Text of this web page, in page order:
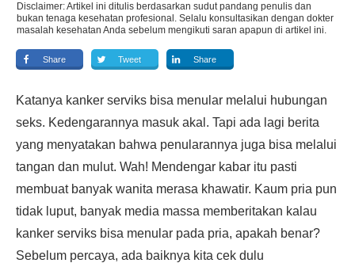
Disclaimer: Artikel ini ditulis berdasarkan sudut pandang penulis dan
bukan tenaga kesehatan profesional. Selalu konsultasikan dengan dokter
masalah kesehatan Anda sebelum mengikuti saran apapun di artikel ini.
Share Tweet Share
Katanya kanker serviks bisa menular melalui hubungan
seks. Kedengarannya masuk akal. Tapi ada lagi berita
yang menyatakan bahwa penularannya juga bisa melalui
tangan dan mulut. Wah! Mendengar kabar itu pasti
membuat banyak wanita merasa khawatir. Kaum pria pun
tidak luput, banyak media massa memberitakan kalau
kanker serviks bisa menular pada pria, apakah benar?
Sebelum percaya, ada baiknya kita cek dulu